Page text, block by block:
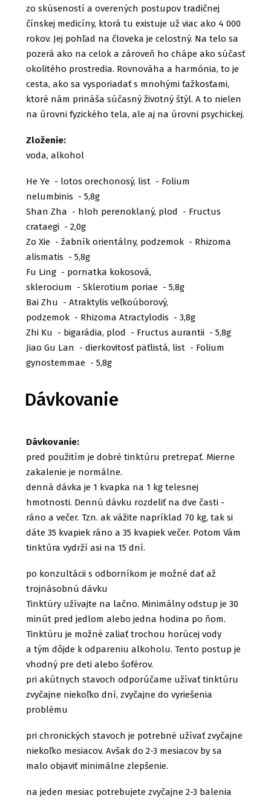
zo skúseností a overených postupov tradičnej
čínskej medicíny, ktorá tu existuje už viac ako 4 000
rokov. Jej pohľad na človeka je celostný. Na telo sa
pozerá ako na celok a zároveň ho chápe ako súčasť
okolitého prostredia. Rovnováha a harmónia, to je
cesta, ako sa vysporiadať s mnohými ťažkosťami,
ktoré nám prináša súčasný životný štýl. A to nielen
na úrovni fyzického tela, ale aj na úrovni psychickej.
Zloženie:
voda, alkohol
He Ye - lotos orechonosý, list - Folium
nelumbinis - 5,8g
Shan Zha - hloh perenoklaný, plod - Fructus
crataegi - 2,0g
Zo Xie - žabník orientálny, podzemok - Rhizoma
alismatis - 5,8g
Fu Ling - pornatka kokosová,
sklerocium - Sklerotium poriae - 5,8g
Bai Zhu - Atraktylis veľkoúborový,
podzemok - Rhizoma Atractylodis - 3,8g
Zhi Ku - bigarádia, plod - Fructus aurantii - 5,8g
Jiao Gu Lan - dierkovitosť päťlistá, list - Folium
gynostemmae - 5,8g
Dávkovanie
Dávkovanie:
pred použitím je dobré tinktúru pretrepať. Mierne
zakalenie je normálne.
denná dávka je 1 kvapka na 1 kg telesnej
hmotnosti. Dennú dávku rozdeliť na dve časti -
ráno a večer. Tzn. ak vážite napríklad 70 kg, tak si
dáte 35 kvapiek ráno a 35 kvapiek večer. Potom Vám
tinktúra vydrží asi na 15 dní.
po konzultácii s odborníkom je možné dať až
trojnásobnú dávku
Tinktúry užívajte na lačno. Minimálny odstup je 30
minút pred jedlom alebo jedna hodina po ňom.
Tinktúru je možné zaliať trochou horúcej vody
a tým dôjde k odpareniu alkoholu. Tento postup je
vhodný pre deti alebo šoférov.
pri akútnych stavoch odporúčame užívať tinktúru
zvyčajne niekoľko dní, zvyčajne do vyriešenia
problému
pri chronických stavoch je potrebné užívať zvyčajne
niekoľko mesiacov. Avšak do 2-3 mesiacov by sa
malo objaviť minimálne zlepšenie.
na jeden mesiac potrebujete zvyčajne 2-3 balenia